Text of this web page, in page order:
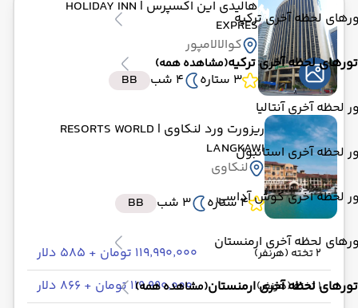
لحظه آخری ترکیه
تورهای لحظه آخری ترکیه(مشاهده همه)
لحظه آخری آنتالیا
لحظه آخری استانبول
لحظه آخری کوش آداسی
لحظه آخری ارمنستان
تورهای لحظه آخری ارمنستان(مشاهده همه)
هالیدی این اکسپرس | HOLIDAY INN
EXPRES
کوالالامپور
3 ستاره
4 شب BB
ریزورت ورد لنکاوی | RESORTS WORLD
LANGKAWI
لنکاوی
4 ستاره
3 شب BB
2 تخته (هرنفر) ۱۱۹٬۹۹۰٬۰۰۰ تومان + ۵۸۵ دلار
1 تخته (هرنفر) ۱۱۹٬۹۹۰٬۰۰۰ تومان + ۸۶۶ دلار